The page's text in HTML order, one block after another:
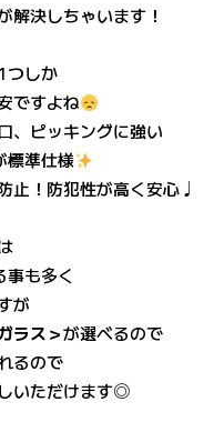
解決しちゃいます！
つしか
ですよね
、ピッキングに強い
標準仕様
止！防犯性が高く安心♩
も多く
が
ラス＞が選べるので
るので
いただけます◎